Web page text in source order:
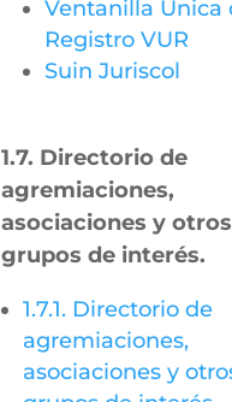
Ventanilla Única
Registro VUR
Suin Juriscol
1.7. Directorio de
agremiaciones,
asociaciones y otros
grupos de interés.
1.7.1. Directorio de
agremiaciones,
asociaciones y